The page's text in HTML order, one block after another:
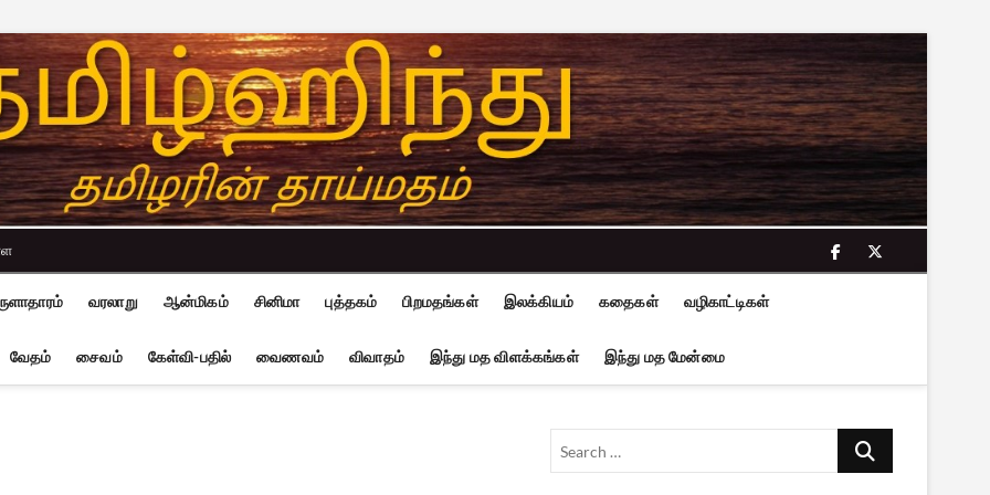
facebook
twitter
வரலாறு ஆன்மிகம் சினிமா புத்தகம் பிறமதங்கள் இலக்கியம் கதைகள் வழிகாட்டிகள்
வேதம் சைவம் கேள்வி-பதில் வைணவம் விவாதம் இந்து மத விளக்கங்கள் இந்து மத மேன்மை
Search